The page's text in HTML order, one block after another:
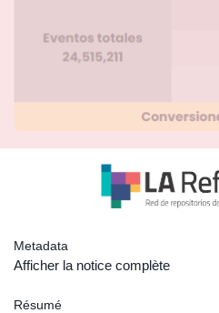
Metadata
Afficher la notice complète
Résumé